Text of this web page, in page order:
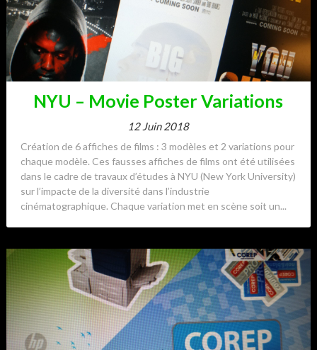
NYU – Movie Poster Variations
12 Juin 2018
Création de 6 affiches de films : 3 modèles et 2 variations pour
chaque modèle. Ces fausses affiches de films ont été utilisées
dans le cadre de travaux d’études à NYU (New York University)
sur l’impacte de la diversité dans l’industrie
cinématographique. Chaque variation met en scène soit un...